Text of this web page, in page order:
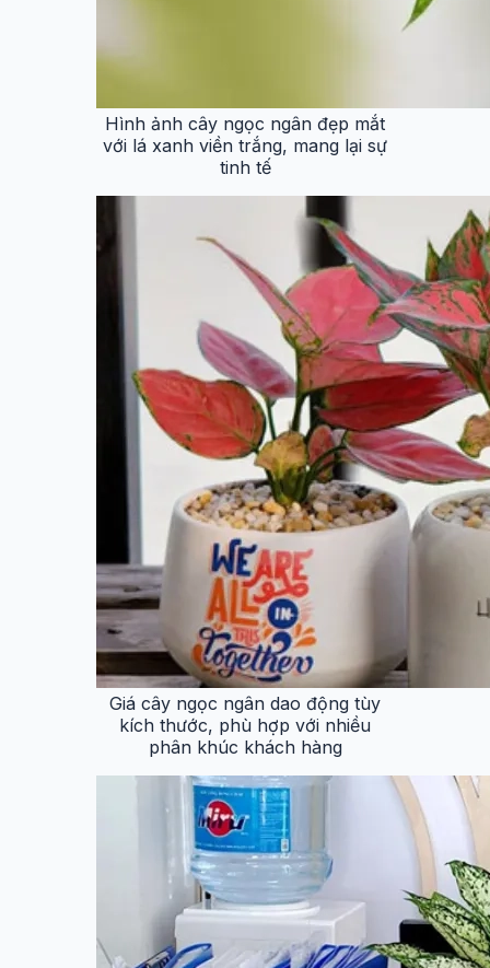
Hình ảnh cây ngọc ngân đẹp mắt
với lá xanh viền trắng, mang lại sự
tinh tế
Giá cây ngọc ngân dao động tùy
kích thước, phù hợp với nhiều
phân khúc khách hàng